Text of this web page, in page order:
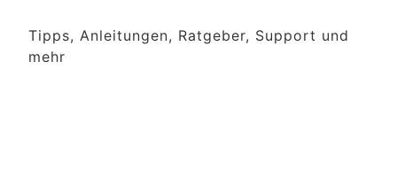
Tipps, Anleitungen, Ratgeber, Support und
mehr